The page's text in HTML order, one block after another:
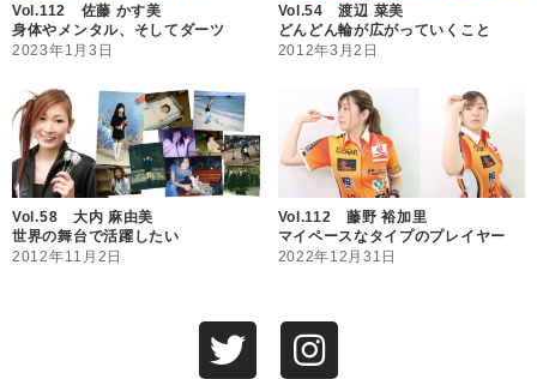
Vol.112 佐藤 かす美
身体やメンタル、そしてダーツ
2023年1月3日
Vol.54 渡辺 菜美
どんどん輪が広がっていくこと
2012年3月2日
Vol.58 大内 麻由美
世界の舞台で活躍したい
2012年11月2日
Vol.112 藤野 裕加里
マイペースなタイプのプレイヤー
2022年12月31日